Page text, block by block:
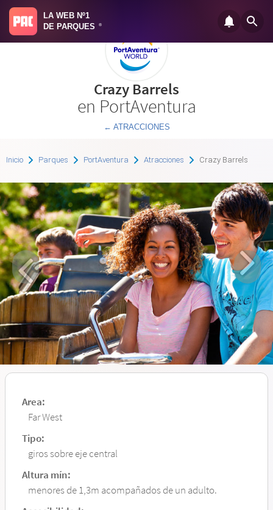
LA WEB Nº1
DE PARQUES
®
Crazy Barrels
en PortAventura
← ATRACCIONES
Inicio Parques PortAventura Atracciones Crazy Barrels
Area:
Far West
Tipo:
giros sobre eje central
Altura mín:
menores de 1,3m acompañados de un adulto.